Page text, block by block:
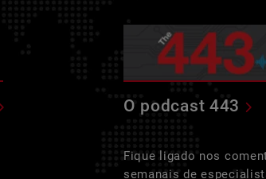
O podcast 443
Fique ligado nos
semanais de